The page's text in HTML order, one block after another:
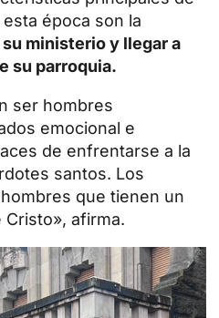
época son la
ministerio y llegar a
su parroquia.
ser hombres
emocional e
de enfrentarse a la
santos. Los
que tienen un
afirma.